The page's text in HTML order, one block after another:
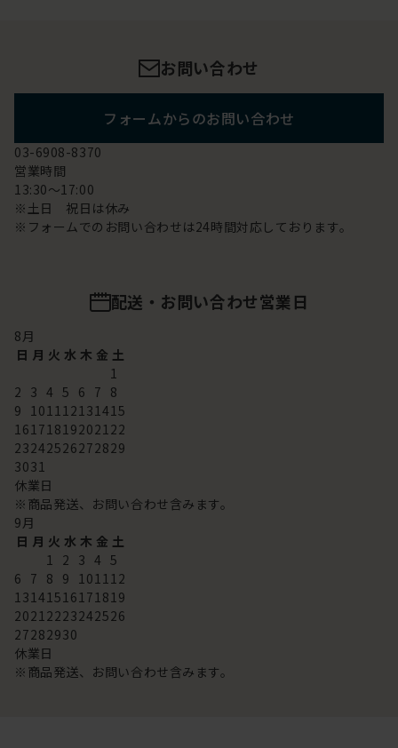
お問い合わせ
フォームからのお問い合わせ
03-6908-8370
営業時間
13:30～17:00
※土日 祝日は休み
※フォームでのお問い合わせは24時間対応しております。
配送・お問い合わせ営業日
8月
日 月 火 水 木 金 土
1
2 3 4 5 6 7 8
9 101112131415
16171819202122
23242526272829
3031
休業日
※商品発送、お問い合わせ含みます。
9月
日 月 火 水 木 金 土
1 2 3 4 5
6 7 8 9 101112
13141516171819
20212223242526
27282930
休業日
※商品発送、お問い合わせ含みます。